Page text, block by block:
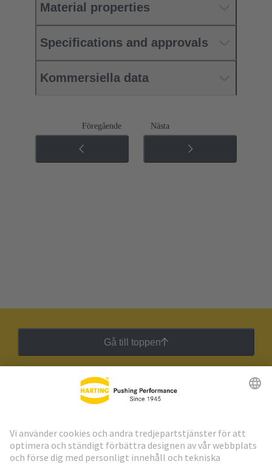
Material properties
Specifications and approvals
Kommersiella data
Föregående Nästa
Gå till toppen
HARTING:s nyhetsbrev